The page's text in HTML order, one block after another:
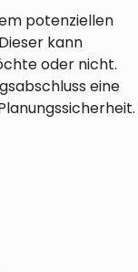
potenziellen
kann
oder nicht.
eine